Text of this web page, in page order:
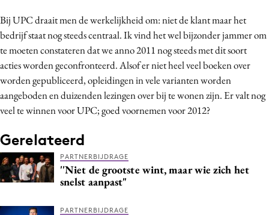
Bij UPC draait men de werkelijkheid om: niet de klant maar het
bedrijf staat nog steeds centraal. Ik vind het wel bijzonder jammer om
te moeten constateren dat we anno 2011 nog steeds met dit soort
acties worden geconfronteerd. Alsof er niet heel veel boeken over
worden gepubliceerd, opleidingen in vele varianten worden
aangeboden en duizenden lezingen over bij te wonen zijn. Er valt nog
veel te winnen voor UPC; goed voornemen voor 2012?
Gerelateerd
PARTNERBIJDRAGE
''Niet de grootste wint, maar wie zich het
snelst aanpast"
PARTNERBIJDRAGE